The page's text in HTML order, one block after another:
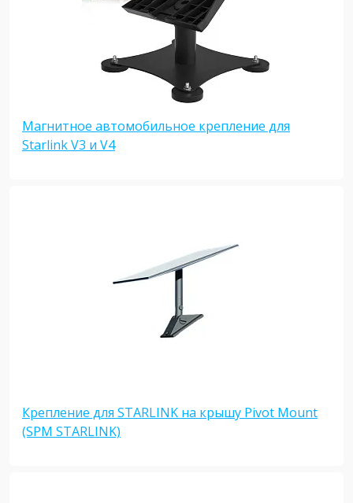
Магнитное автомобильное крепление для
Starlink V3 и V4
Крепление для STARLINK на крышу Pivot Mount
(SPM STARLINK)